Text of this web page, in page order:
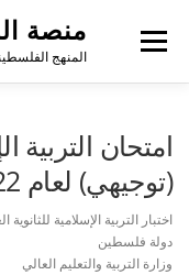
منصة
المنهج
القائمة
امتحان التربية
(توجيهي) لعام 2022م (الدورة الأولى)
اختبار التربية الإسلامية للثانوية العامة
دولة فلسطين
وزارة التربية والتعليم العالي